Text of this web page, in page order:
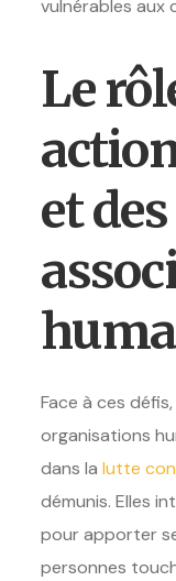
vulnérables aux
Le
et des
Face à ces
organisations
dans lalutte
démunis. Elles
pour apporter
personnes